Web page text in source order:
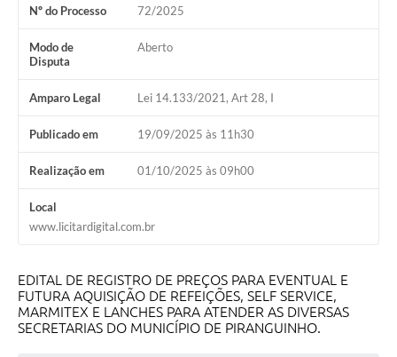
Nº do Processo 72/2025
Modo de
Disputa
Aberto
Amparo Legal Lei 14.133/2021, Art 28, I
Publicado em 19/09/2025 às 11h30
Realização em 01/10/2025 às 09h00
Local
www.licitardigital.com.br
EDITAL DE REGISTRO DE PREÇOS PARA EVENTUAL E
FUTURA AQUISIÇÃO DE REFEIÇÕES, SELF SERVICE,
MARMITEX E LANCHES PARA ATENDER AS DIVERSAS
SECRETARIAS DO MUNICÍPIO DE PIRANGUINHO.